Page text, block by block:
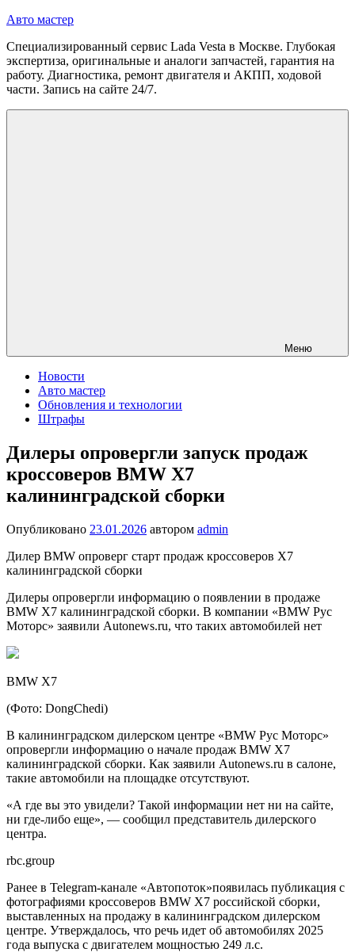
Перейти
содержимому
Авто мастер
Специализированный сервис Lada Vesta в Москве. Глубокая
экспертиза, оригинальные и аналоги запчастей, гарантия на
работу. Диагностика, ремонт двигателя и АКПП, ходовой
части. Запись на сайте 24/7.
Меню
Новости
Авто мастер
Обновления и технологии
Штрафы
Дилеры опровергли запуск продаж
кроссоверов BMW Х7
калининградской сборки
Опубликовано 23.01.2026 автором admin
Дилер BMW опроверг старт продаж кроссоверов X7
калининградской сборки
Дилеры опровергли информацию о появлении в продаже
BMW X7 калининградской сборки. В компании «BMW Рус
Моторс» заявили Autonews.ru, что таких автомобилей нет
BMW X7
(Фото: DongChedi)
В калининградском дилерском центре «BMW Рус Моторс»
опровергли информацию о начале продаж BMW X7
калининградской сборки. Как заявили Autonews.ru в салоне,
такие автомобили на площадке отсутствуют.
«А где вы это увидели? Такой информации нет ни на сайте,
ни где-либо еще», — сообщил представитель дилерского
центра.
rbc.group
Ранее в Telegram-канале «Автопоток»появилась публикация с
фотографиями кроссоверов BMW X7 российской сборки,
выставленных на продажу в калининградском дилерском
центре. Утверждалось, что речь идет об автомобилях 2025
года выпуска с двигателем мощностью 249 л.с.